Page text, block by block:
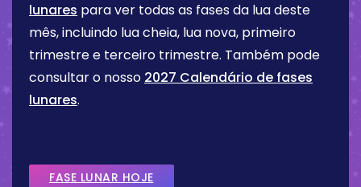
lunares para ver todas as fases da lua deste
mês, incluindo lua cheia, lua nova, primeiro
trimestre e terceiro trimestre. Também pode
consultar o nosso 2027 Calendário de fases
lunares.
FASE LUNAR HOJE